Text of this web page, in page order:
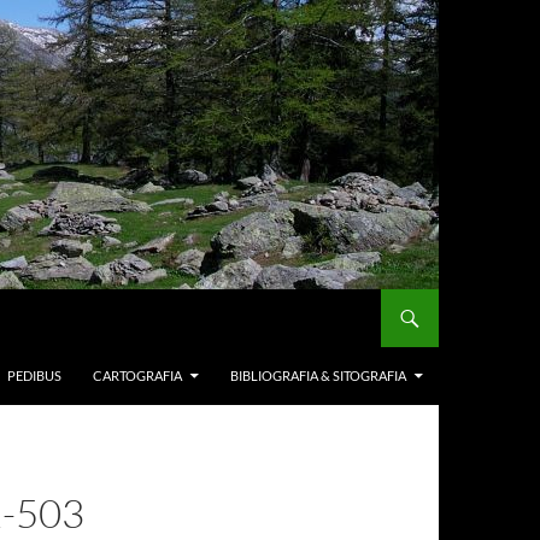
PEDIBUS CARTOGRAFIA BIBLIOGRAFIA & SITOGRAFIA
503